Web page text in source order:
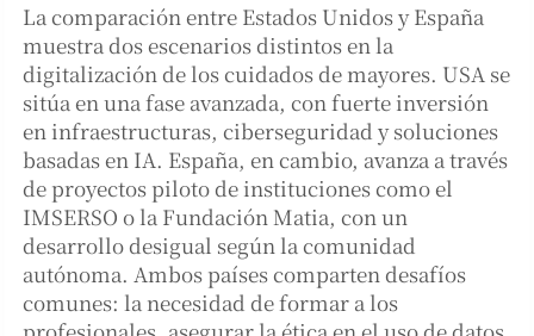
La comparación entre Estados Unidos y España
muestra dos escenarios distintos en la
digitalización de los cuidados de mayores. USA se
sitúa en una fase avanzada, con fuerte inversión
en infraestructuras, ciberseguridad y soluciones
basadas en IA. España, en cambio, avanza a través
de proyectos piloto de instituciones como el
IMSERSO o la Fundación Matia, con un
desarrollo desigual según la comunidad
autónoma. Ambos países comparten desafíos
comunes: la necesidad de formar a los